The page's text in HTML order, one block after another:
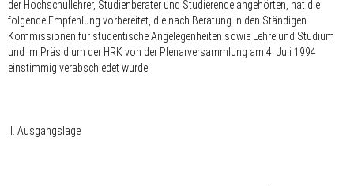
der Hochschullehrer, Studienberater und Studierende angehörten, hat die
folgende Empfehlung vorbereitet, die nach Beratung in den Ständigen
Kommissionen für studentische Angelegenheiten sowie Lehre und Studium
und im Präsidium der HRK von der Plenarversammlung am 4. Juli 1994
einstimmig verabschiedet wurde.
II. Ausgangslage